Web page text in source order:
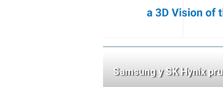
Samsung y SK Hynix